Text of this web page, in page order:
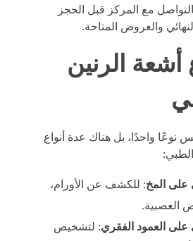
مع المركز قبل الحجز
والعروض المتاحة.
أشعة الرنين
نوعًا واحدًا، بل هناك عدة أنواع
على المخ: للكشف عن الأورام،
العصبية.
على العمود الفقري: لتشخيص